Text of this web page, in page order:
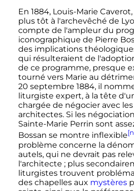
En 1884, Louis-Marie
plus tôt à l'archevêché de
compte de l'ampleur du
iconographique de Pierre
des implications
qui résulteraient de
de ce programme, presque
tourné vers Marie au
20 septembre 1884, il
liturgiste expert, à la tête
chargée de négocier avec
architectes. Si les
Sainte-Marie Perrin sont
Bossan se montre inflexible
problème concerne la
autels, qui ne devrait pas
l'architecte ; plus
liturgistes trouvent
des chapelles aux mystères